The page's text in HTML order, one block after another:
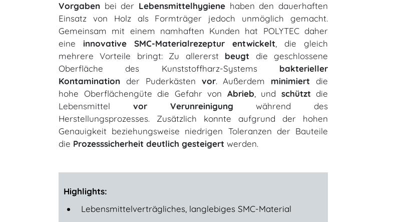
Vorgaben bei der Lebensmittelhygiene haben den dauerhaften
Einsatz von Holz als Formträger jedoch unmöglich gemacht.
Gemeinsam mit einem namhaften Kunden hat POLYTEC daher
eine innovative SMC-Materialrezeptur entwickelt , die gleich
mehrere Vorteile bringt: Zu allererst beugt die geschlossene
Oberfläche des Kunststoffharz-Systems bakterieller
Kontamination der Puderkästen vor. Außerdem minimiert die
hohe Oberflächengüte die Gefahr von Abrieb , und schützt die
Lebensmittel vor Verunreinigung während des
Herstellungsprozesses. Zusätzlich konnte aufgrund der hohen
Genauigkeit beziehungsweise niedrigen Toleranzen der Bauteile
die Prozesssicherheit deutlich gesteigert werden.
Highlights:
Lebensmittelverträgliches, langlebiges SMC-Material